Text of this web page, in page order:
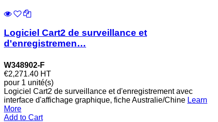
Logiciel Cart2 de surveillance et
d'enregistremen…
W348902-F
€2,271.40 HT
pour 1 unité(s)
Logiciel Cart2 de surveillance et d'enregistrement avec
interface d'affichage graphique, fiche Australie/Chine Learn
More
Add to Cart